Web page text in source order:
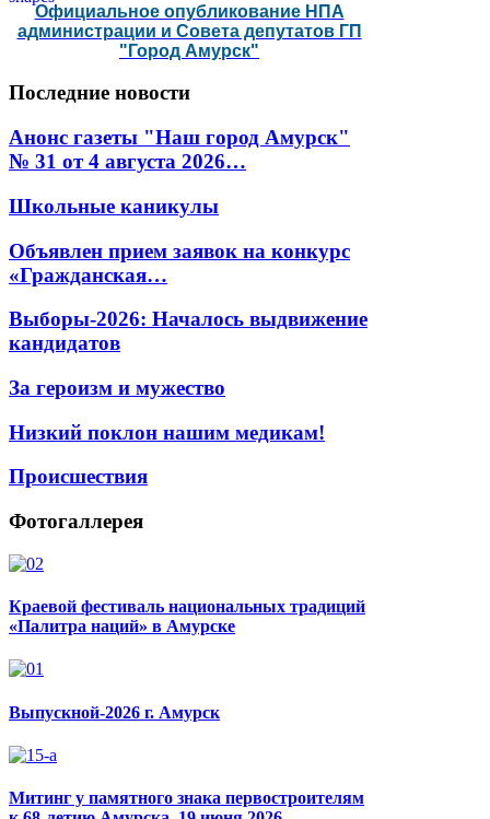
Официальное опубликование НПА
администрации и Совета депутатов ГП
"Город Амурск"
Последние новости
Анонс газеты "Наш город Амурск"
№ 31 от 4 августа 2026…
Школьные каникулы
Объявлен прием заявок на конкурс
«Гражданская…
Выборы-2026: Началось выдвижение
кандидатов
За героизм и мужество
Низкий поклон нашим медикам!
Происшествия
Фотогаллерея
Краевой фестиваль национальных традиций
«Палитра наций» в Амурске
Выпускной-2026 г. Амурск
Митинг у памятного знака первостроителям